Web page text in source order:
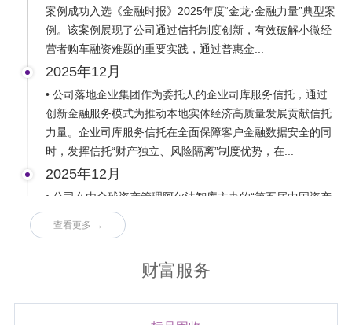
案例成功入选《金融时报》2025年度“金龙·金融力量”典型案
例。该案例展现了公司通过信托制度创新，有效破解小微经
营者购车融资难题的重要实践，通过普惠金...
2025年12月
• 公司落地企业集团作为委托人的企业司库服务信托，通过
创新金融服务模式为推动本地实体经济高质量发展贡献信托
力量。企业司库服务信托在全面保障客户金融数据安全的同
时，发挥信托“财产独立、风险隔离”制度优势，在...
2025年12月
• 公司在由全球资产管理阿尔法智库主办的“第五届中国资产
管理领军榜资管金泉奖”评选中，荣获“科技金融创新奖”。这
是对公司通过差异化信托产品与服务在促进技术突破、生产
暨周年文化展活动。全体干部职工一同回顾公司15年来的经
查看更多 →
财富服务